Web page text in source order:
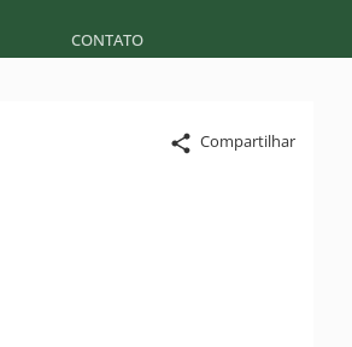
CONTATO
Compartilhar